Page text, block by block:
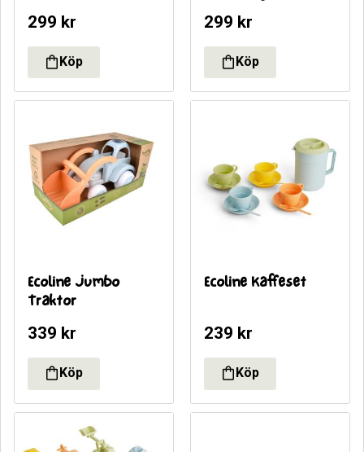
299 kr 299 kr
Ecoline Jumbo
Traktor
339 kr
Ecoline Kaffeset
239 kr